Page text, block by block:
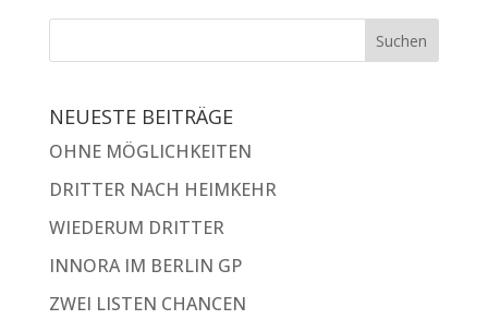
NEUESTE BEITRÄGE
OHNE MÖGLICHKEITEN
DRITTER NACH HEIMKEHR
WIEDERUM DRITTER
INNORA IM BERLIN GP
ZWEI LISTEN CHANCEN